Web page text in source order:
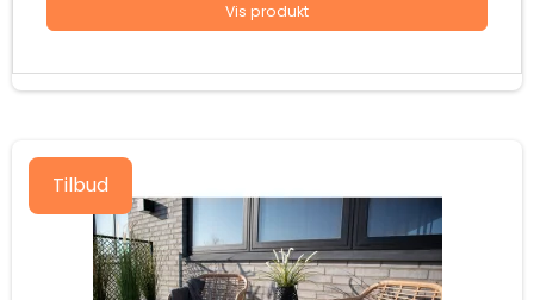
Vis produkt
Tilbud